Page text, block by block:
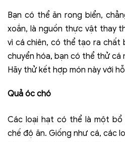
Bạn có thể ăn rong biển,
xoắn, là nguồn thực vật thay
vì cá chiên, có thể tạo ra chất
chuyển hóa, bạn có thể thử cá
Hãy thử kết hợp món này với
Quả óc chó
Các loại hạt có thể là một
chế độ ăn. Giống như cá, các